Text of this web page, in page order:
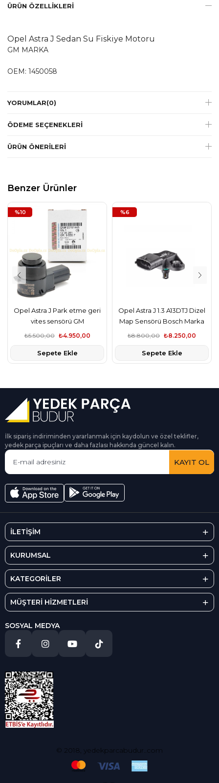
ÜRÜN ÖZELLIKLERI
Opel Astra J Sedan Su Fiskiye Motoru
GM MARKA
OEM: 1450058
YORUMLAR(0)
ÖDEME SEÇENEKLERI
ÜRÜN ÖNERILERI
Benzer Ürünler
Opel Astra J Park etme geri
vites sensörü GM
₺4.950,00
₺5.500,00
Sepete Ekle
%10
Opel Astra J 1.3 A13DTJ Dizel
Map Sensörü Bosch Marka
₺8.250,00
₺8.800,00
Sepete Ekle
%6
İlk sipariş indiriminden yararlanmak için kaydolun ve özel teklifler,
yedek parça ipuçları ve daha fazlası hakkında güncel kalın.
KAYIT OL
İLETİŞİM
KURUMSAL
KATEGORİLER
MÜŞTERİ HİZMETLERİ
SOSYAL MEDYA
© 2018, yedekparcabudur..com